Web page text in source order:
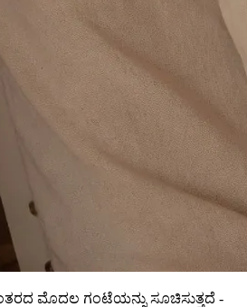
ಮೊದಲ ಗಂಟೆಯನ್ನು ಸೂಚಿಸುತ್ತದೆ -